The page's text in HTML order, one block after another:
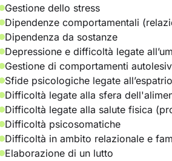
Gestione dello stress
Dipendenze comportamentali
Dipendenza da sostanze
Depressione e difficoltà legate
Gestione di comportamenti
Sfide psicologiche legate all’espatrio
Difficoltà legate alla sfera
Difficoltà legate alla salute fisica
Difficoltà psicosomatiche
Difficoltà in ambito relazionale e
Elaborazione di un lutto